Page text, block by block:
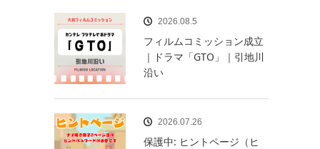
2026.08.5
フィルムコミッション成立
｜ドラマ「GTO」｜引地川
沿い
2026.07.26
保護中: ヒントページ（ヒ